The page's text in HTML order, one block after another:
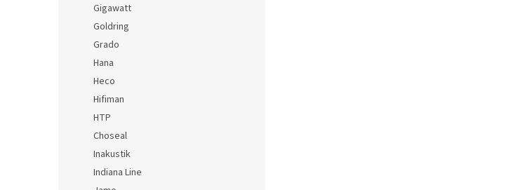
Gigawatt
Goldring
Grado
Hana
Heco
Hifiman
HTP
Choseal
Inakustik
Indiana Line